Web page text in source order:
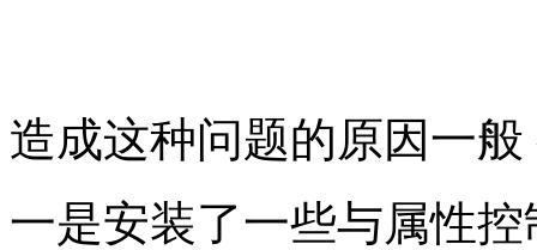
造成这种问题的原因一般
一是安装了一些与属性